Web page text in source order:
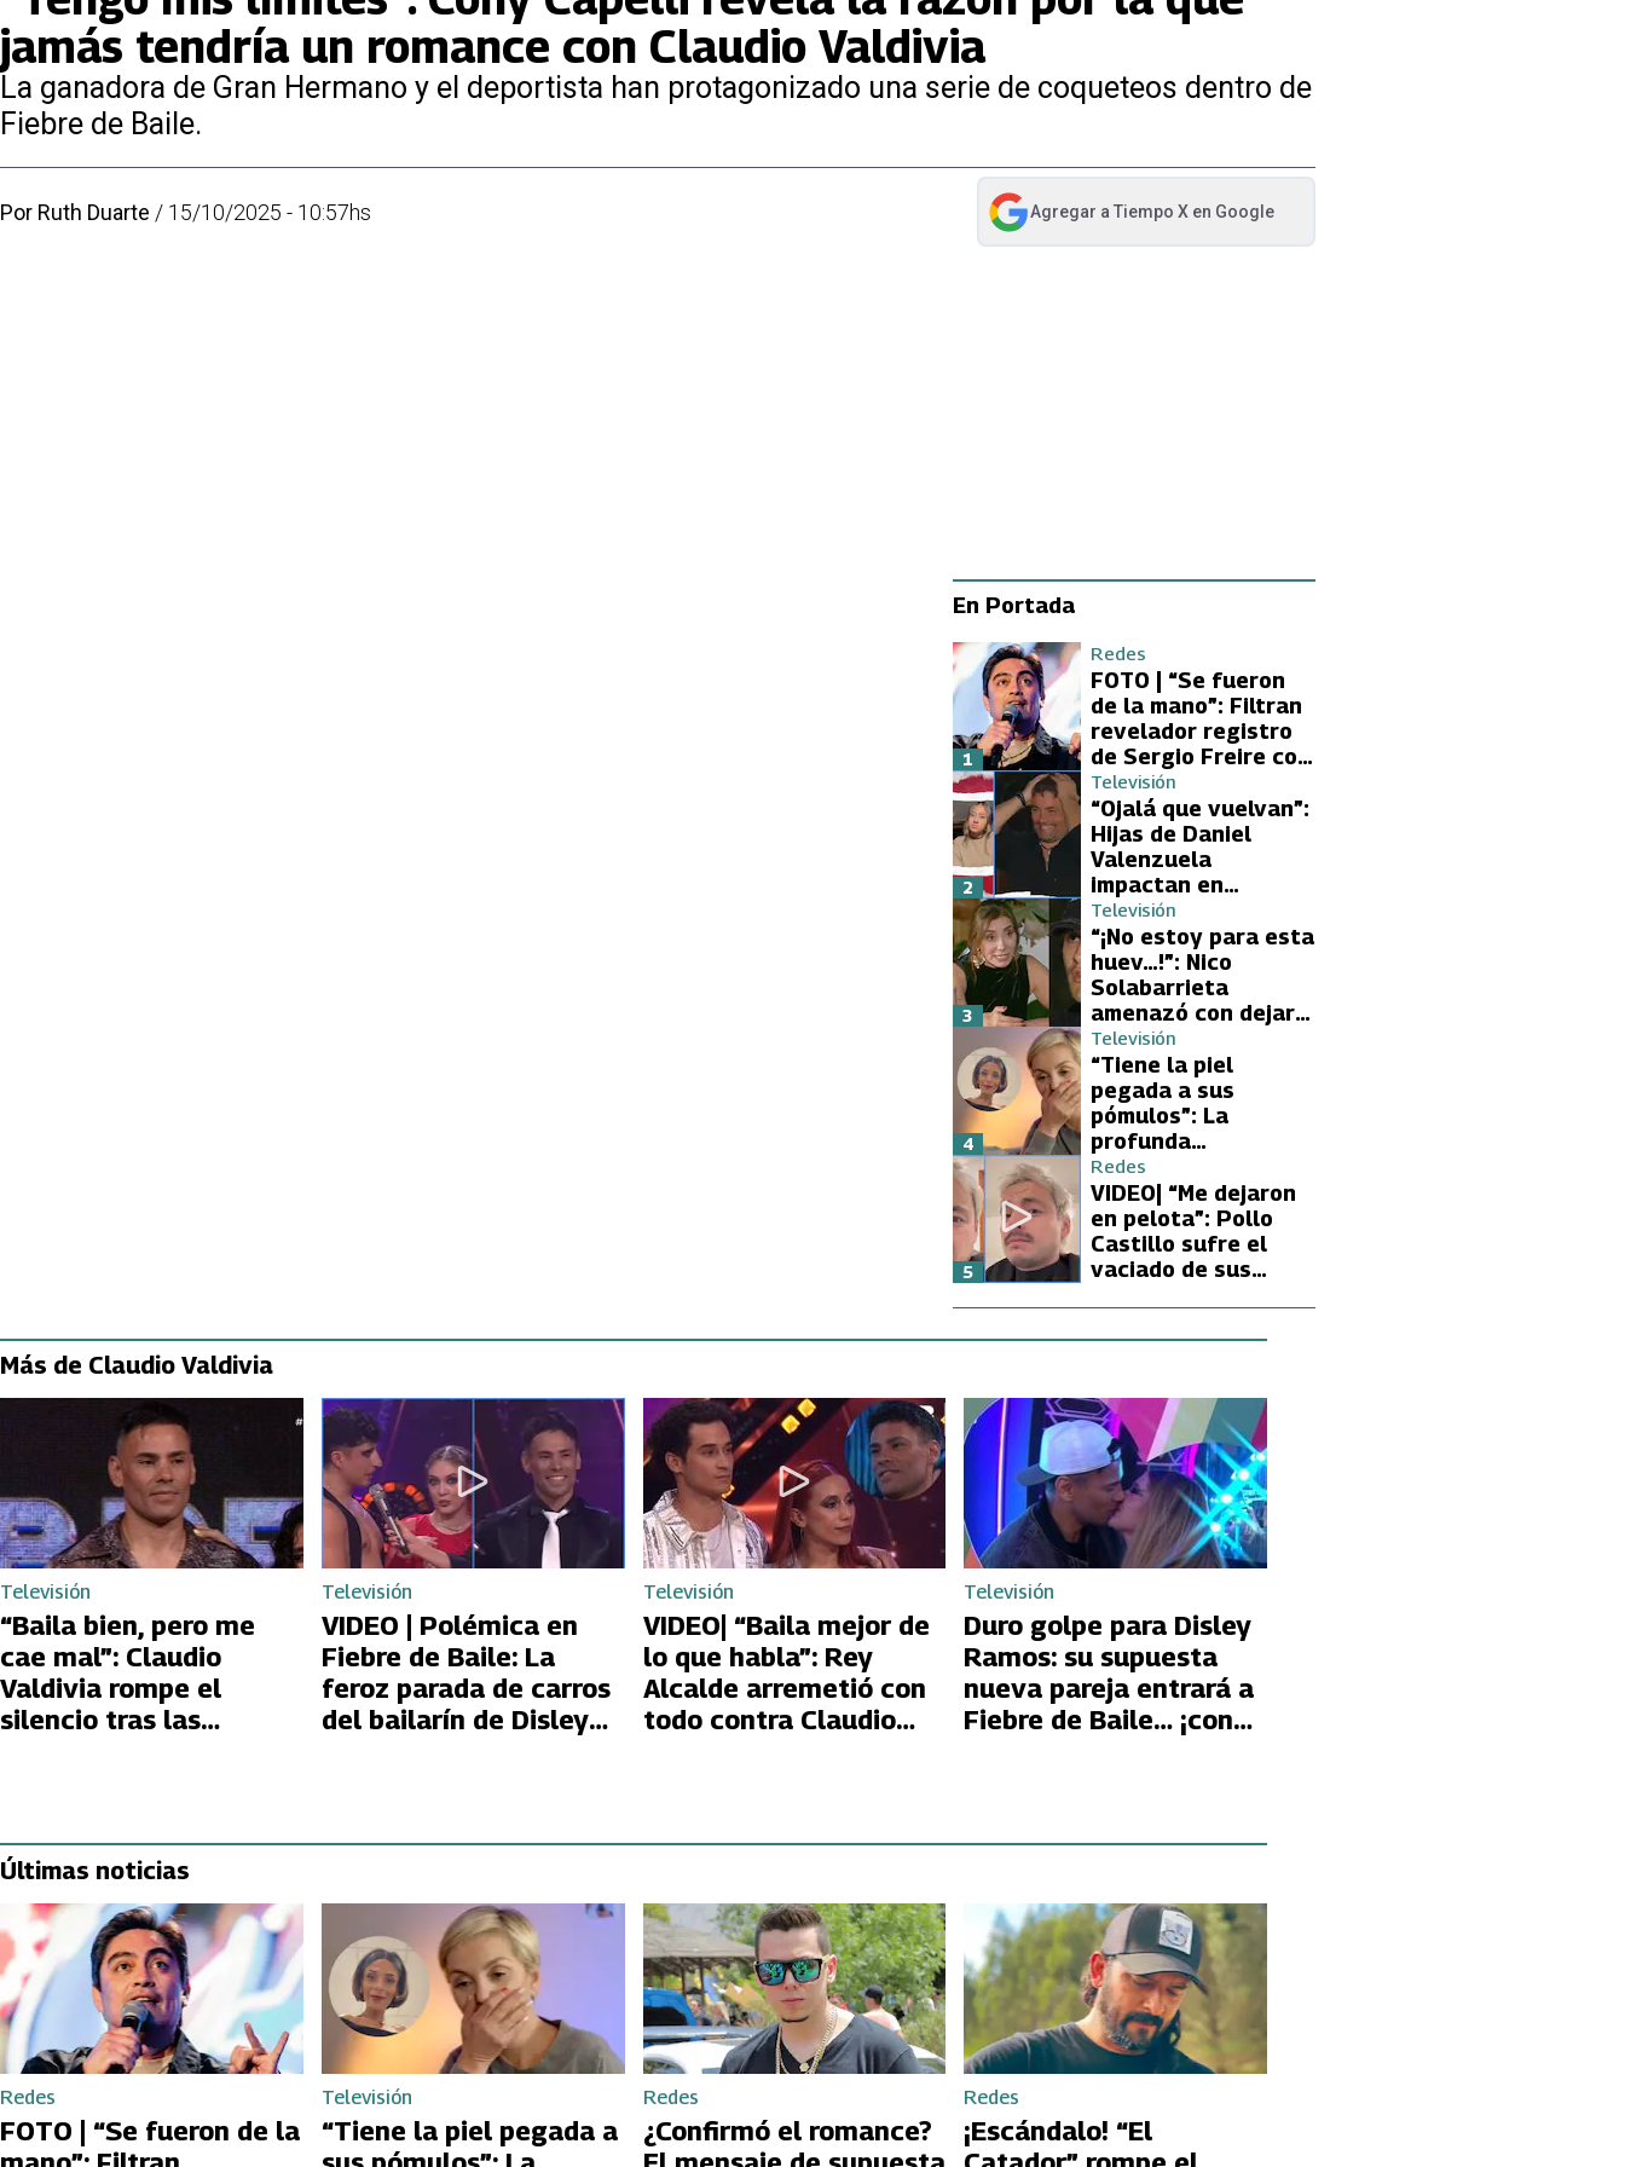
jamás tendría un romance con Claudio Valdivia
La ganadora de Gran Hermano y el deportista han protagonizado una serie de coqueteos dentro de
Fiebre de Baile.
Por Ruth Duarte / 15/10/2025 - 10:57hs Agregar a Tiempo Xen Google
abre en nueva pestaña
En Portada
Redes
FOTO | “Se fueron
de la mano”: Filtran
revelador registro
de Sergio Freire con
supuesta nueva
conquista
1
Televisión
“Ojalá que vuelvan”:
Hijas de Daniel
Valenzuela
impactan en
Volverías con tu Ex
2 con directa
petición a su papá
sobre Yamila Reyna
2
Televisión
“¡No estoy para esta
huev…!”: Nico
Solabarrieta
amenazó con dejar
Volverías con tu Ex
tras encontrón con
Carmen Gloria
Arroyo
3
Televisión
“Tiene la piel
pegada a sus
pómulos”: La
profunda
preocupación de
Fran García-
Huidobro por la
extrema delgadez
de Kathy Orellana
4
Redes
VIDEO| “Me dejaron
en pelota”: Pollo
Castillo sufre el
vaciado de sus
5
Más de Claudio Valdivia
Televisión
“Baila bien, pero me
cae mal”: Claudio
Valdivia rompe el
silencio tras las
Televisión
VIDEO | Polémica en
Fiebre de Baile: La
feroz parada de carros
del bailarín de Disley
Televisión
VIDEO| “Baila mejor de
lo que habla”: Rey
Alcalde arremetió con
todo contra Claudio
Televisión
Duro golpe para Disley
Ramos: su supuesta
nueva pareja entrará a
Fiebre de Baile… ¡con
Últimas noticias
Redes
FOTO | “Se fueron de la
Televisión
“Tiene la piel pegada a
Redes
¿Confirmó el romance?
Redes
¡Escándalo! “El